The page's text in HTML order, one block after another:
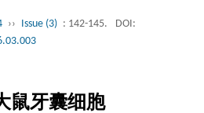
›› Issue (3) : 142-145.
DOI:
鼠牙囊细胞